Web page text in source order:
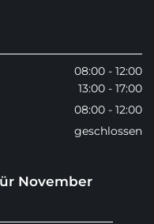
08:00 - 12:00
13:00 - 17:00
08:00 - 12:00
geschlossen
November